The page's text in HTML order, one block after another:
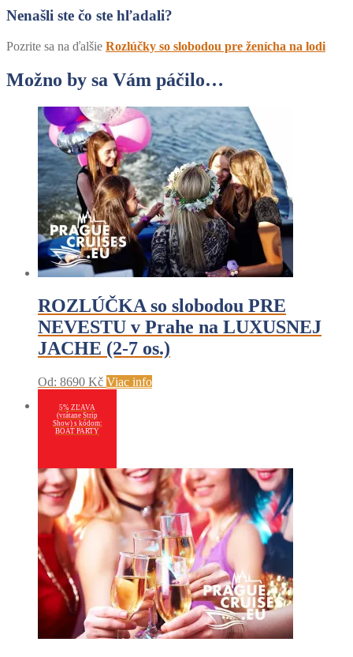
Nenašli ste čo ste hľadali?
Pozrite sa na ďalšie Rozlúčky so slobodou pre ženícha na lodi
Možno by sa Vám páčilo…
ROZLÚČKA so slobodou PRE
NEVESTU v Prahe na LUXUSNEJ
JACHE (2-7 os.)
Od: 8690 Kč Viac info
5% ZĽAVA
(vrátane Strip
Show) s kódom:
BOAT PARTY